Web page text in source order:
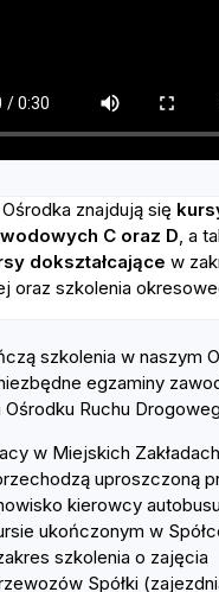
znajdują się
C oraz D , a
dokształcające w
oraz szkolenia
szkolenia w naszym
egzaminy
Ruchu
w Miejskich Zakładach
uproszczoną
kierowcy autobusu
ukończonym w
szkolenia o zajęcia
Spółki